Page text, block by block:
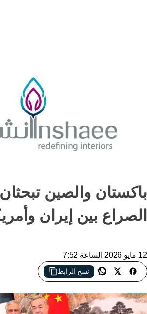
باكستان والصين
الصراع بين إيران
12 مايو 2026 الساعة 7:52
نسخ الرابط